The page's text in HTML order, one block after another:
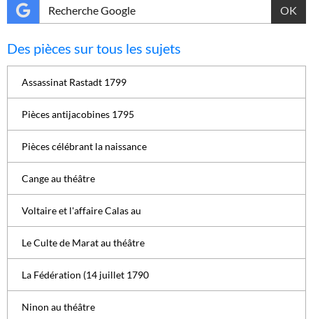
OK
Des pièces sur tous les sujets
Assassinat Rastadt 1799
Pièces antijacobines 1795
Pièces célébrant la naissance
Cange au théâtre
Voltaire et l'affaire Calas au
Le Culte de Marat au théâtre
La Fédération (14 juillet 1790
Ninon au théâtre